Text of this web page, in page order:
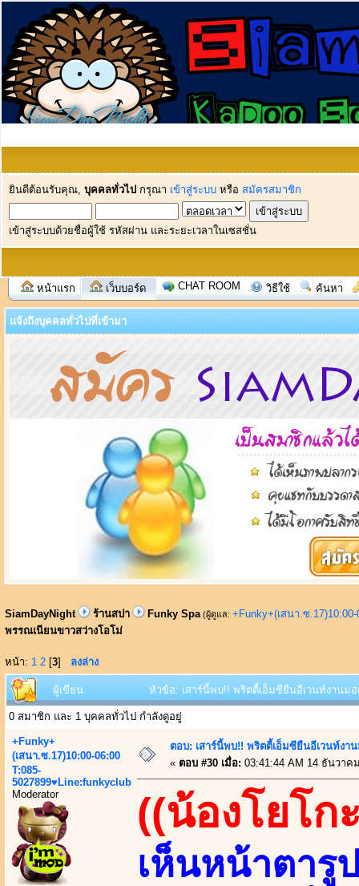
ยินดีต้อนรับคุณ, บุคคลทั่วไป กรุณา เข้าสู่ระบบ หรือ สมัครสมาชิก
เข้าสู่ระบบด้วยชื่อผู้ใช้ รหัสผ่าน และระยะเวลาในเซสชั่น
หน้าแรก เว็บบอร์ด CHAT ROOM วิธีใช้ ค้นหา
แจ้งถึงบุคคลทั่วไปที่เข้ามา
SiamDayNight ร้านสปา Funky Spa (ผู้ดูแล: +Funky+(เสนา.ซ
พรรณเนียนขาวสว่างโอโม่
หน้า: 1 2 [3] ลงล่าง
ผู้เขียน หัวข้อ: เสาร์นี้พบ!! พริตตี้เอ็มซียืนอีเวนท์งานม
0 สมาชิก และ 1 บุคคลทั่วไป กำลังดูอยู่
+Funky+
(เสนา.ซ.17)10:00-06:00
T:085-
5027899♥Line:funkyclub
Moderator
ตอบ: เสาร์นี้พบ!! พริตตี้เอ็มซียืนอีเวนท์งา
« ตอบ #30 เมื่อ: 03:41:44 AM 14 ธันวาค
((น้องโยโก
เห็นหน้าตารู